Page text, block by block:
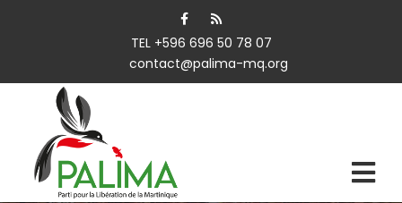
TEL +596 696 50 78 07
contact@palima-mq.org